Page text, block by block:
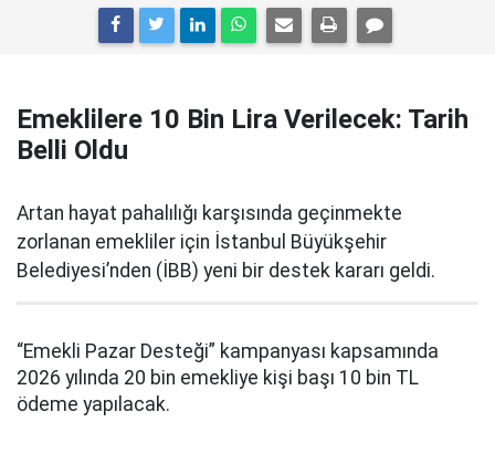
Emeklilere 10 Bin Lira Verilecek: Tarih
Belli Oldu
Artan hayat pahalılığı karşısında geçinmekte
zorlanan emekliler için İstanbul Büyükşehir
Belediyesi’nden (İBB) yeni bir destek kararı geldi.
“Emekli Pazar Desteği” kampanyası kapsamında
2026 yılında 20 bin emekliye kişi başı 10 bin TL
ödeme yapılacak.